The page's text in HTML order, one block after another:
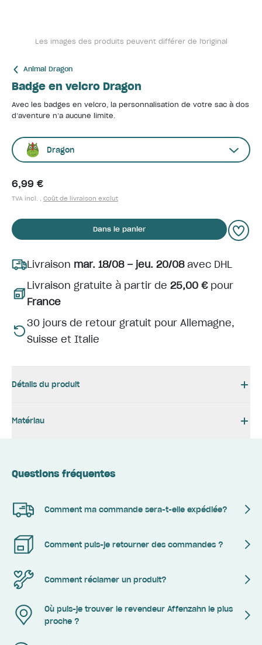
Les images des produits peuvent différer de l'original
Animal Dragon
Badge en velcro Dragon
Avec les badges en velcro, la personnalisation de votre sac à dos
d’aventure n’a aucune limite.
Dragon
6,99 €
TVA incl. , Coût de livraison exclut
Dans le panier
Livraison mar. 18/08 – jeu. 20/08avec DHL
Livraison gratuite à partir de 25,00 €pour
France
30 jours de retour gratuit pour Allemagne,
Suisse et Italie
Détails du produit
Matériau
Questions fréquentes
Comment ma commande sera-t-elle expédiée?
Comment puis-je retourner des commandes ?
Comment réclamer un produit?
Où puis-je trouver le revendeur Affenzahn le plus
proche ?